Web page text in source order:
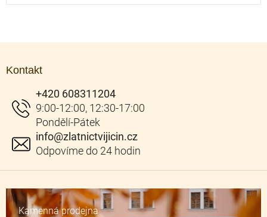
Kontakt
info@zlatnictvijicin.cz
+420 608311204
Kamenná prodejna